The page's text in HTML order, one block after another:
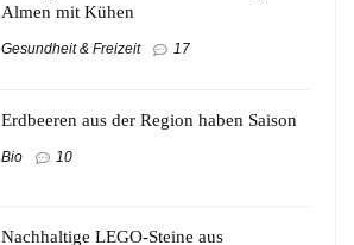
Almen mit Kühen
Gesundheit & Freizeit 17
Erdbeeren aus der Region haben Saison
Bio 10
Nachhaltige LEGO-Steine aus